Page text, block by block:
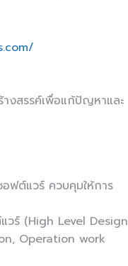
งสรรค์เพื่อแก้ปัญหาและ
อฟต์แวร์ ควบคุมให้การ
วร์ (High Level Design
Operation work